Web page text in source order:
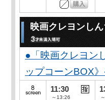
映画クレヨンし
●「映画クレヨン
ップコーンBOX》
11:30
～13:26